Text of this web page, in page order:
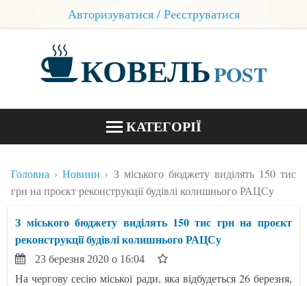
Авторизуватися / Реєструватися
КОВЕЛЬPOST
КАТЕГОРІЇ
БЛОГИ
КОНТАКТИ
Головна Новини
З міського бюджету виділять 150 тис
грн на проєкт реконструкції будівлі колишнього РАЦСу
З міського бюджету виділять 150 тис грн на проєкт
реконструкції будівлі колишнього РАЦСу
23 березня 2020 о 16:04
На чергову сесію міської ради, яка відбудеться 26 березня,